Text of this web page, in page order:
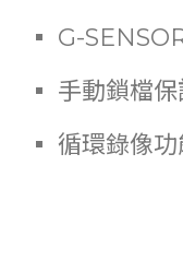
▪ G-
▪ 手動鎖檔保
▪ 循環錄像功